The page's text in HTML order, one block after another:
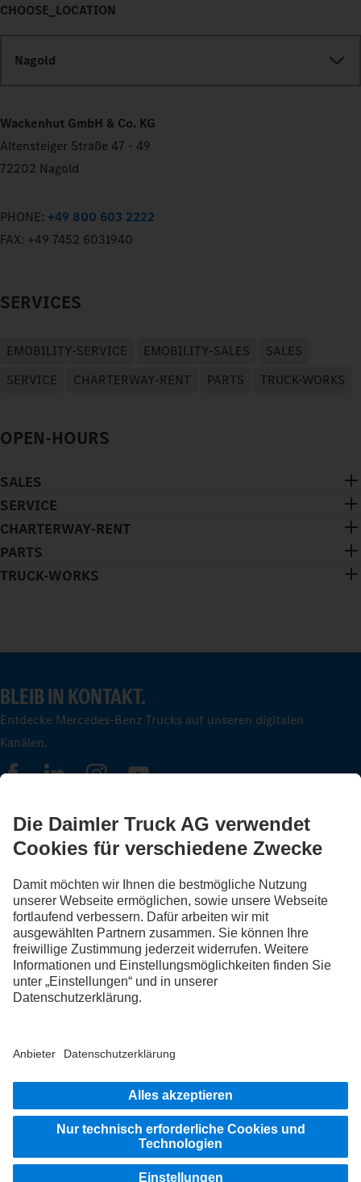
CHOOSE_LOCATION
Nagold
Wackenhut GmbH & Co. KG
Altensteiger Straße 47 - 49
72202 Nagold
PHONE: +49 800 603 2222
FAX: +49 7452 6031940
SERVICES
EMOBILITY-SERVICE EMOBILITY-SALES
SALES
SERVICE
CHARTERWAY-RENT PARTS TRUCK-WORKS
OPEN-HOURS
SALES
SERVICE
CHARTERWAY-RENT
PARTS
TRUCK-WORKS
BLEIB IN KONTAKT.
Entdecke Mercedes-Benz Trucks auf unseren digitalen
Kanälen.
FOLLOW THE ROADSTARS.
Tausche jetzt Erfahrungen mit anderen Truckerinnen und
Truckern aus.
Steig ein